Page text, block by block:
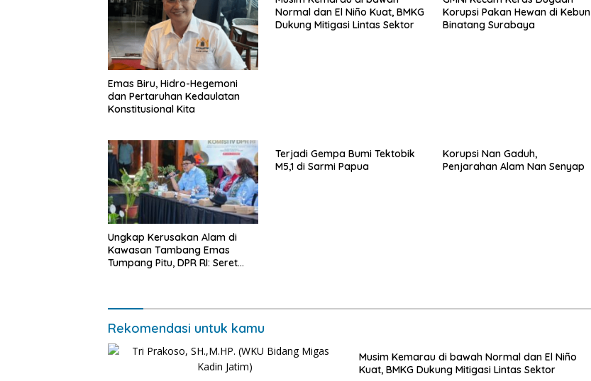
Emas Biru, Hidro-Hegemoni
dan Pertaruhan Kedaulatan
Konstitusional Kita
Normal dan El Niño Kuat, BMKG
Dukung Mitigasi Lintas Sektor
Korupsi Pakan Hewan di Kebun
Binatang Surabaya
Ungkap Kerusakan Alam di
Kawasan Tambang Emas
Tumpang Pitu, DPR RI: Seret
Terjadi Gempa Bumi Tektobik
M5,1 di Sarmi Papua
Korupsi Nan Gaduh,
Penjarahan Alam Nan Senyap
Rekomendasi untuk kamu
Musim Kemarau di bawah Normal dan El Niño
Kuat, BMKG Dukung Mitigasi Lintas Sektor